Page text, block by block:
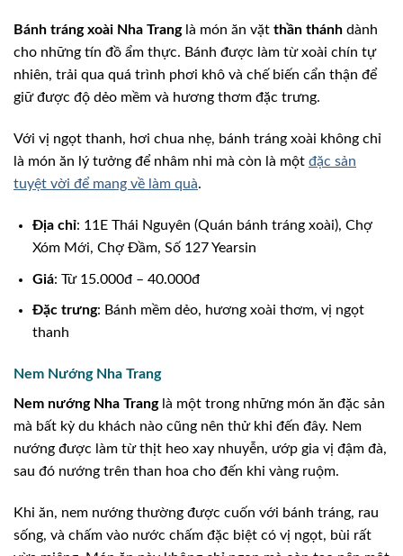
Bánh tráng xoài Nha Tranglà món ăn vặt thần thánh dành
cho những tín đồ ẩm thực. Bánh được làm từ xoài chín tự
nhiên, trải qua quá trình phơi khô và chế biến cẩn thận để
giữ được độ dẻo mềm và hương thơm đặc trưng.
Với vị ngọt thanh, hơi chua nhẹ, bánh tráng xoài không chỉ
là món ăn lý tưởng để nhâm nhi mà còn là một đặc sản
tuyệt vời để mang về làm quà.
Địa chỉ: 11E Thái Nguyên (Quán bánh tráng xoài), Chợ
Xóm Mới, Chợ Đầm, Số 127 Yearsin
Giá: Từ 15.000đ – 40.000đ
Đặc trưng: Bánh mềm dẻo, hương xoài thơm, vị ngọt
thanh
Nem Nướng Nha Trang
Nem nướng Nha Tranglà một trong những món ăn đặc sản
mà bất kỳ du khách nào cũng nên thử khi đến đây. Nem
nướng được làm từ thịt heo xay nhuyễn, ướp gia vị đậm đà,
sau đó nướng trên than hoa cho đến khi vàng ruộm.
Khi ăn, nem nướng thường được cuốn với bánh tráng, rau
sống, và chấm vào nước chấm đặc biệt có vị ngọt, bùi rất